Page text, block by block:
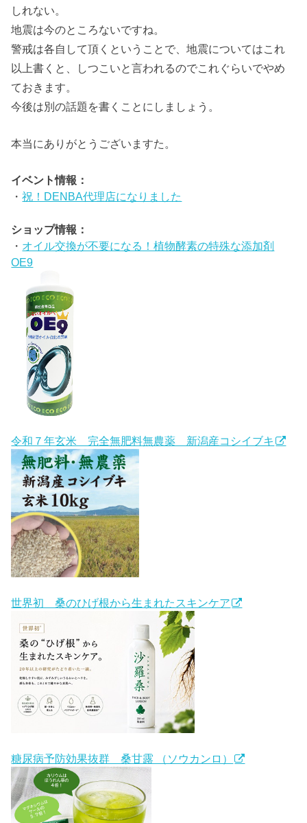
しれない。
地震は今のところないですね。
警戒は各自して頂くということで、地震についてはこれ
以上書くと、しつこいと言われるのでこれぐらいでやめ
ておきます。
今後は別の話題を書くことにしましょう。
本当にありがとうございますた。
イベント情報：
・祝！DENBA代理店になりました
ショップ情報：
・ オイル交換が不要になる！植物酵素の特殊な添加剤
OE9
令和７年玄米 完全無肥料無農薬 新潟産コシイブキ
世界初 桑のひげ根から生まれたスキンケア
糖尿病予防効果抜群 桑甘露 （ソウカンロ）